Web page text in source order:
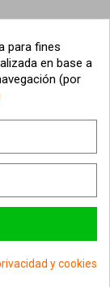

para fines
en base a
(por
y cookies